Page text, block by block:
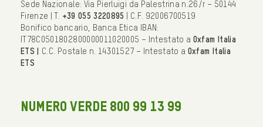
Sede Nazionale: Via Pierluigi da Palestrina n.26/r – 50144
Firenze | T. +39 055 3220895
| C.F. 92006700519
Bonifico bancario, Banca Etica IBAN:
IT78C0501802800000011020005 – Intestato a Oxfam Italia
ETS | C.C. Postale n. 14301527 – Intestato a Oxfam Italia
ETS
NUMERO VERDE 800 99 13 99